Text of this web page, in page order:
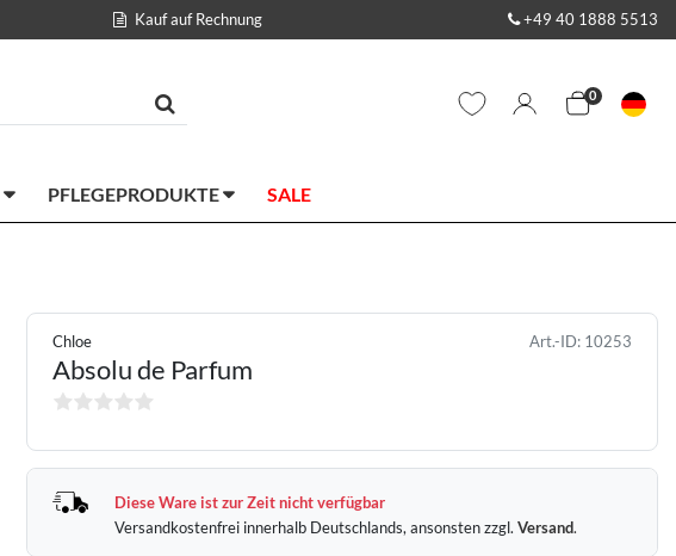
Kauf auf Rechnung +49 40 1888 5513
0
PFLEGEPRODUKTE SALE
Chloe Art.-ID: 10253
Absolu de Parfum
Diese Ware ist zur Zeit nicht verfügbar
Versandkostenfrei innerhalb Deutschlands, ansonsten zzgl. Versand.